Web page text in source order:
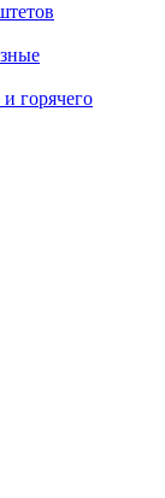
горячего